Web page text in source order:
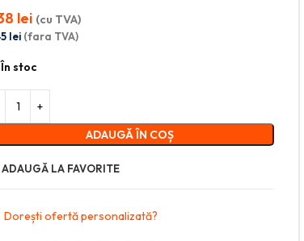
lei (cu TVA)
lei (fara TVA)
În stoc
ADAUGĂ ÎN COȘ
ADAUGĂ LA FAVORITE
Dorești ofertă personalizată?